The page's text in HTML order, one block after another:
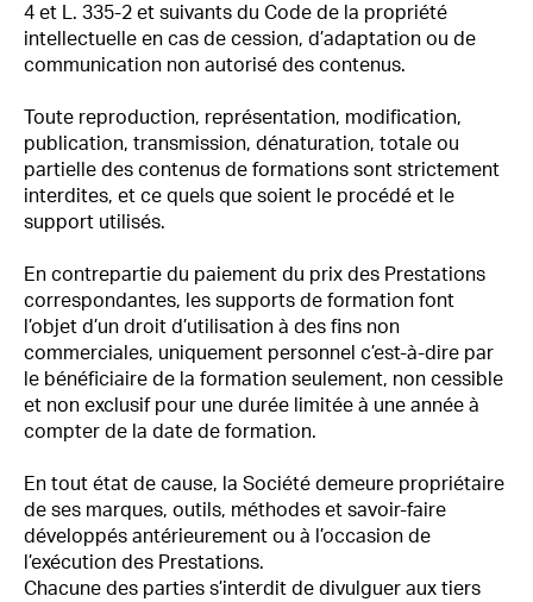
4 et L. 335-2 et suivants du Code de la propriété
intellectuelle en cas de cession, d’adaptation ou de
communication non autorisé des contenus.
Toute reproduction, représentation, modification,
publication, transmission, dénaturation, totale ou
partielle des contenus de formations sont strictement
interdites, et ce quels que soient le procédé et le
support utilisés.
En contrepartie du paiement du prix des Prestations
correspondantes, les supports de formation font
l’objet d’un droit d’utilisation à des fins non
commerciales, uniquement personnel c’est-à-dire par
le bénéficiaire de la formation seulement, non cessible
et non exclusif pour une durée limitée à une année à
compter de la date de formation.
En tout état de cause, la Société demeure propriétaire
de ses marques, outils, méthodes et savoir-faire
développés antérieurement ou à l’occasion de
l’exécution des Prestations.
Chacune des parties s’interdit de divulguer aux tiers